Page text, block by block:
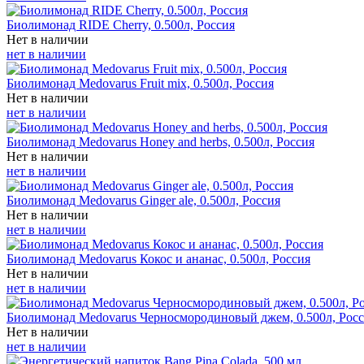
Биолимонад RIDE Cherry, 0.500л, Россия
Нет в наличии
нет в наличии
Биолимонад Medovarus Fruit mix, 0.500л, Россия
Нет в наличии
нет в наличии
Биолимонад Medovarus Honey and herbs, 0.500л, Россия
Нет в наличии
нет в наличии
Биолимонад Medovarus Ginger ale, 0.500л, Россия
Нет в наличии
нет в наличии
Биолимонад Medovarus Кокос и ананас, 0.500л, Россия
Нет в наличии
нет в наличии
Биолимонад Medovarus Черносмородиновый джем, 0.500л,
Нет в наличии
нет в наличии